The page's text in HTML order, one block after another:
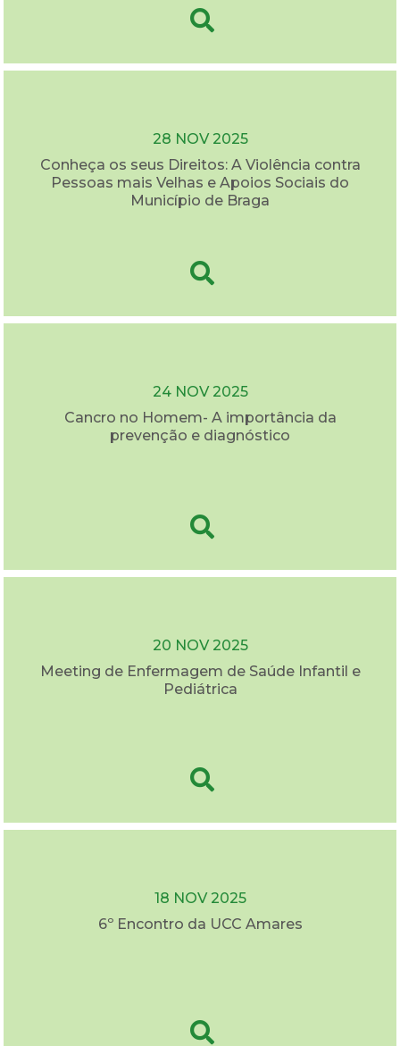
28 NOV 2025
Conheça os seus Direitos: A Violência contra
Pessoas mais Velhas e Apoios Sociais do
Município de Braga
24 NOV 2025
Cancro no Homem- A importância da
prevenção e diagnóstico
20 NOV 2025
Meeting de Enfermagem de Saúde Infantil e
Pediátrica
18 NOV 2025
6º Encontro da UCC Amares